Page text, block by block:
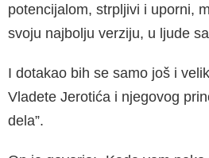
potencijalom, strpljivi i uporni,
svoju najbolju verziju, u ljude
I dotakao bih se samo još i
Vladete Jerotića i njegovog
dela”.